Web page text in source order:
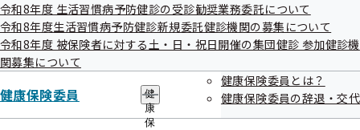
令和8年度 生活習慣病予防健診の受診勧奨業務委託について
令和8年度生活習慣病予防健診新規委託健診機関の募集について
令和8年度 被保険者に対する土・日・祝日開催の集団健診 参加健診機
関募集について
健康保険委員
健
康
保
健康保険委員とは？
健康保険委員の辞退・交代
静岡支部の健診・保健指導のご案内